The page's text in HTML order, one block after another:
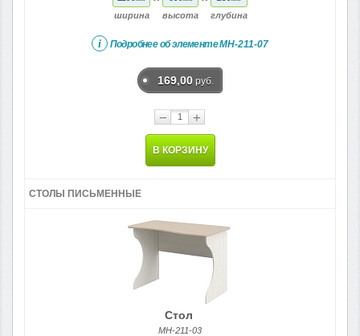
ширина высота глубина
i Подробнее об элементеМН-211-07
169,00 руб.
− +
В КОРЗИНУ
СТОЛЫ ПИСЬМЕННЫЕ
Стол
МН-211-03